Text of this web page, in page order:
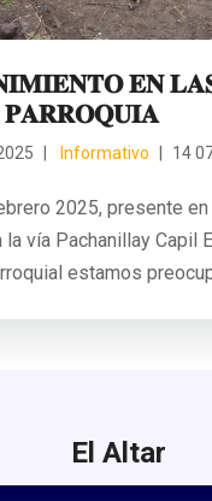
𝐄𝐍
Informativo 14
2025, presente
vía Pachanillay Capil
estamos
El Altar